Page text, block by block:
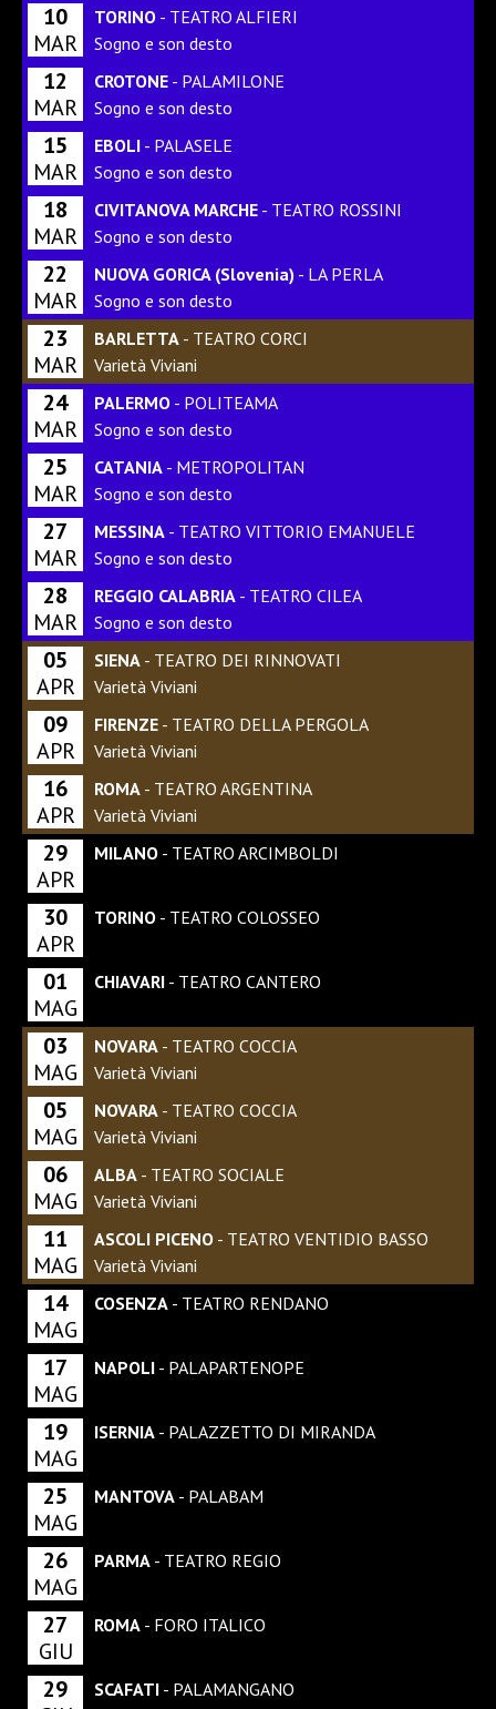
10
MAR
TORINO - TEATRO ALFIERI
Sogno e son desto
12
MAR
CROTONE - PALAMILONE
Sogno e son desto
15
MAR
EBOLI - PALASELE
Sogno e son desto
18
MAR
CIVITANOVA MARCHE - TEATRO ROSSINI
Sogno e son desto
22
MAR
NUOVA GORICA (Slovenia) - LA PERLA
Sogno e son desto
23
MAR
BARLETTA - TEATRO CORCI
Varietà Viviani
24
MAR
PALERMO - POLITEAMA
Sogno e son desto
25
MAR
CATANIA - METROPOLITAN
Sogno e son desto
27
MAR
MESSINA - TEATRO VITTORIO EMANUELE
Sogno e son desto
28
MAR
REGGIO CALABRIA - TEATRO CILEA
Sogno e son desto
05
APR
SIENA - TEATRO DEI RINNOVATI
Varietà Viviani
09
APR
FIRENZE - TEATRO DELLA PERGOLA
Varietà Viviani
16
APR
ROMA - TEATRO ARGENTINA
Varietà Viviani
29
APR
MILANO - TEATRO ARCIMBOLDI
30
APR
TORINO - TEATRO COLOSSEO
01
MAG
CHIAVARI - TEATRO CANTERO
03
MAG
NOVARA - TEATRO COCCIA
Varietà Viviani
05
MAG
NOVARA - TEATRO COCCIA
Varietà Viviani
06
MAG
ALBA - TEATRO SOCIALE
Varietà Viviani
11
MAG
ASCOLI PICENO - TEATRO VENTIDIO BASSO
Varietà Viviani
14
MAG
COSENZA - TEATRO RENDANO
17
MAG
NAPOLI - PALAPARTENOPE
19
MAG
ISERNIA - PALAZZETTO DI MIRANDA
25
MAG
MANTOVA - PALABAM
26
MAG
PARMA - TEATRO REGIO
27
GIU
ROMA - FORO ITALICO
29
SCAFATI - PALAMANGANO